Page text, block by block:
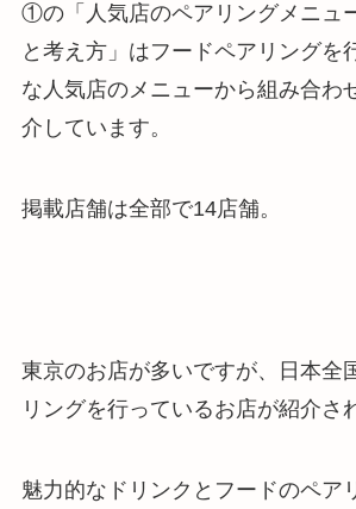
①の「人気店のペアリングメニュ
と考え方」はフードペアリングを
な人気店のメニューから組み合わ
介しています。
掲載店舗は全部で14店舗。
東京のお店が多いですが、日本全
リングを行っているお店が紹介さ
魅力的なドリンクとフードのペア